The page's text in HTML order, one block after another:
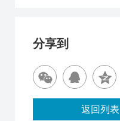
分享到
返回列表